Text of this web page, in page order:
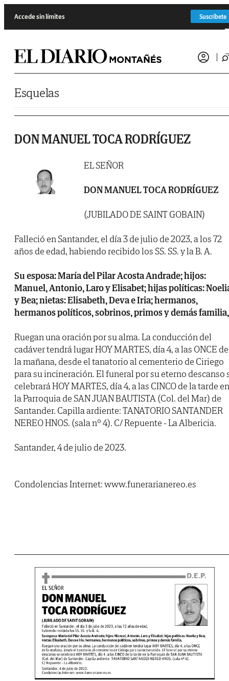
Accede sin límites Suscríbete
Esquelas
DON MANUEL TOCA RODRÍGUEZ
EL SEÑOR
DON MANUEL TOCA RODRÍGUEZ
(JUBILADO DE SAINT GOBAIN)
Falleció en Santander, el día 3 de julio de 2023, a los 72
años de edad, habiendo recibido los SS. SS. y la B. A.
Su esposa: María del Pilar Acosta Andrade; hijos:
Manuel, Antonio, Laro y Elisabet; hijas políticas:
y Bea; nietas: Elisabeth, Deva e Iria; hermanos,
hermanos políticos, sobrinos, primos y demás familia,
Ruegan una oración por su alma. La conducción del
cadáver tendrá lugar HOY MARTES, día 4, a las ONCE de
la mañana, desde el tanatorio al cementerio de Ciriego
para su incineración. El funeral por su eterno descanso
celebrará HOY MARTES, día 4, a las CINCO de la tarde en
la Parroquia de SAN JUAN BAUTISTA (Col. del Mar) de
Santander. Capilla ardiente: TANATORIO SANTANDER
NEREO HNOS. (sala nº 4). C/ Repuente - La Albericia.
Santander, 4 de julio de 2023.
Condolencias Internet: www.funerarianereo.es